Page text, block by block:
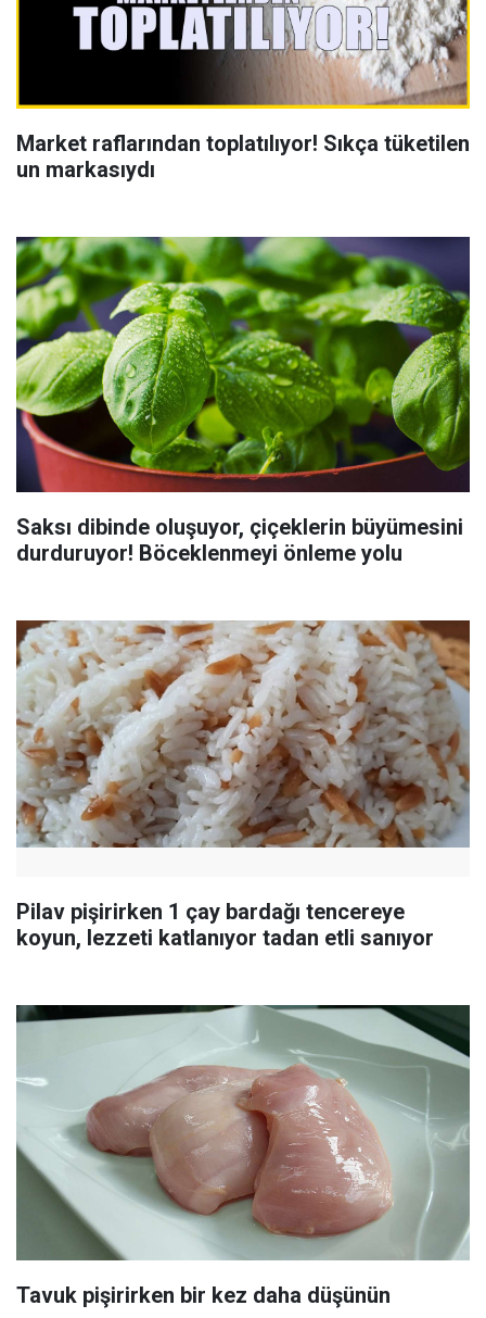
Market raflarından toplatılıyor! Sıkça tüketilen
un markasıydı
Saksı dibinde oluşuyor, çiçeklerin büyümesini
durduruyor! Böceklenmeyi önleme yolu
Pilav pişirirken 1 çay bardağı tencereye
koyun, lezzeti katlanıyor tadan etli sanıyor
Tavuk pişirirken bir kez daha düşünün